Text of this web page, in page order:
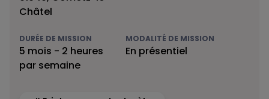
Châtel
DURÉE DE MISSION
5 mois - 2 heures
par semaine
MODALITÉ DE MISSION
En présentiel